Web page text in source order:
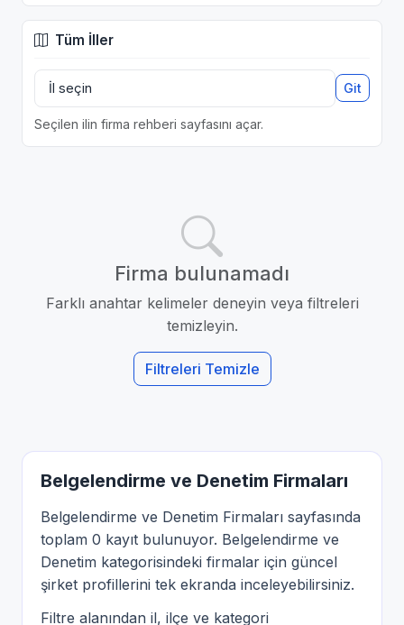
Tüm İller
Git
Seçilen ilin firma rehberi sayfasını açar.
Firma bulunamadı
Farklı anahtar kelimeler deneyin veya filtreleri
temizleyin.
Filtreleri Temizle
Belgelendirme ve Denetim Firmaları
Belgelendirme ve Denetim Firmaları sayfasında
toplam 0 kayıt bulunuyor. Belgelendirme ve
Denetim kategorisindeki firmalar için güncel
şirket profillerini tek ekranda inceleyebilirsiniz.
Filtre alanından il, ilçe ve kategori